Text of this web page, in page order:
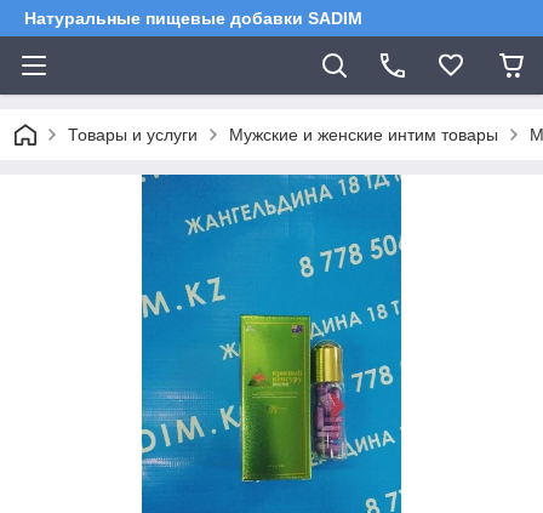
Натуральные пищевые добавки SADIM
Товары и услуги Мужские и женские интим товары